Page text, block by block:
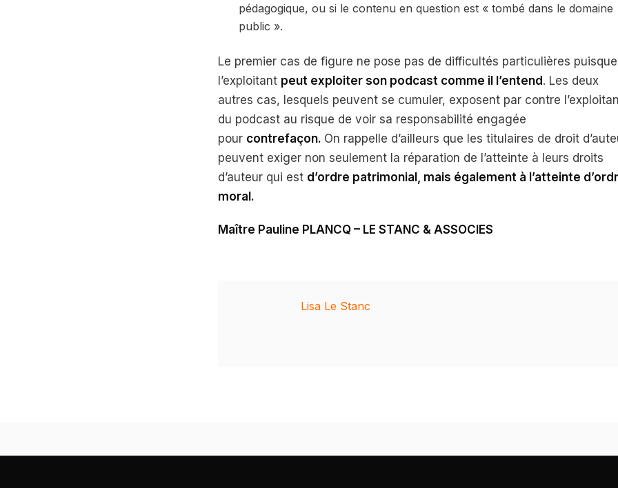
pédagogique, ou si le contenu en question est « tombé dans le domaine
public ».
Le premier cas de figure ne pose pas de difficultés particulières puisque
l’exploitant peut exploiter son podcast comme il l’entend . Les deux
autres cas, lesquels peuvent se cumuler, exposent par contre
du podcast au risque de voir sa responsabilité engagée
pour contrefaçon. On rappelle d’ailleurs que les titulaires de droit
peuvent exiger non seulement la réparation de l’atteinte à leurs droits
d’auteur qui est d’ordre patrimonial, mais également à l’atteinte
moral.
Maître Pauline PLANCQ – LE STANC & ASSOCIES
Lisa Le Stanc